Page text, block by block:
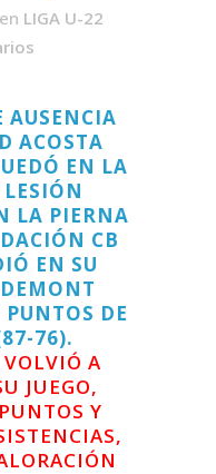
en LIGA U-22
AUSENCIA
ACOSTA
EN LA
LA PIERNA
CB
EN SU
DE
76).
A
JUEGO,
Y